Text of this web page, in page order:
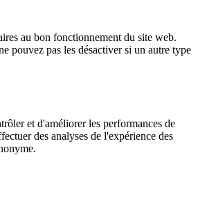
au bon fonctionnement du site web.
pouvez pas les désactiver si un autre type
et d'améliorer les performances de
des analyses de l'expérience des